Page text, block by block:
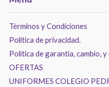
Términos y Condiciones
Politica de privacidad.
Política de garantía, cambio, y
OFERTAS
UNIFORMES COLEGIO